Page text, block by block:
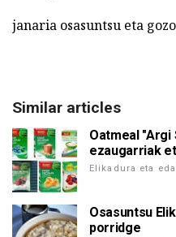
janaria osasuntsu eta
Similar articles
Oatmeal "Argi
ezaugarriak
Elikadura eta
Osasuntsu
porridge